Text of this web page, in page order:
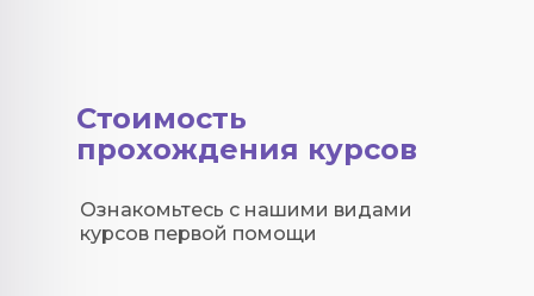
Стоимость
прохождения курсов
Ознакомьтесь с нашими видами
курсов первой помощи